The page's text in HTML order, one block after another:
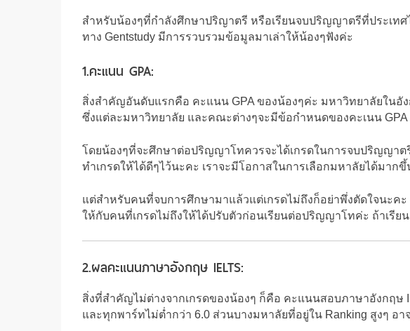
สำหรับน้องๆที่กำลังศึกษาปริญาตรี หรือเรียนจบปริญญาตรีที่ประเท
ทาง Gentstudy มีการรวบรวมข้อมูลมาเล่าให้น้องๆฟังค่ะ
1.คะแนน GPA:
สิ่งสำคัญอันดับแรกคือ คะแนน GPA ของน้องๆค่ะ มหาวิทยาลัยในอั
ซึ่งแต่ละมหาวิทยาลัย และคณะต่างๆจะมีข้อกำหนดของคะเนน
โดยน้องๆที่จะศึกษาต่อปริญญาโทควรจะได้เกรดในการจบปริญญา
ทำเกรดให้ได้ดีๆไว้นะคะ เราจะมีโอกาสในการเลือกมหาลัยได้มากขึ้
แต่สำหรับคนที่จบการศึกษามาแล้วแต่เกรดไม่ถึงก็อย่าพึ่งตัดใจนะค
ให้กับคนที่เกรดไม่ถึงให้ได้ปรับตัวก่อนเรียนต่อปริญญาโทค่ะ ถ้าเรีย
2.ผลคะแนนภาษาอังกฤษ IELTS:
สิ่งที่สำคัญไม่ต่างจากเกรดของน้องๆ ก็คือ คะแนนสอบภาษาอังกฤษ
และทุกพาร์ทไม่ต่ำกว่า 6.0 ส่วนบางมหาลัยที่อยู่ใน Ranking สูงๆ อา